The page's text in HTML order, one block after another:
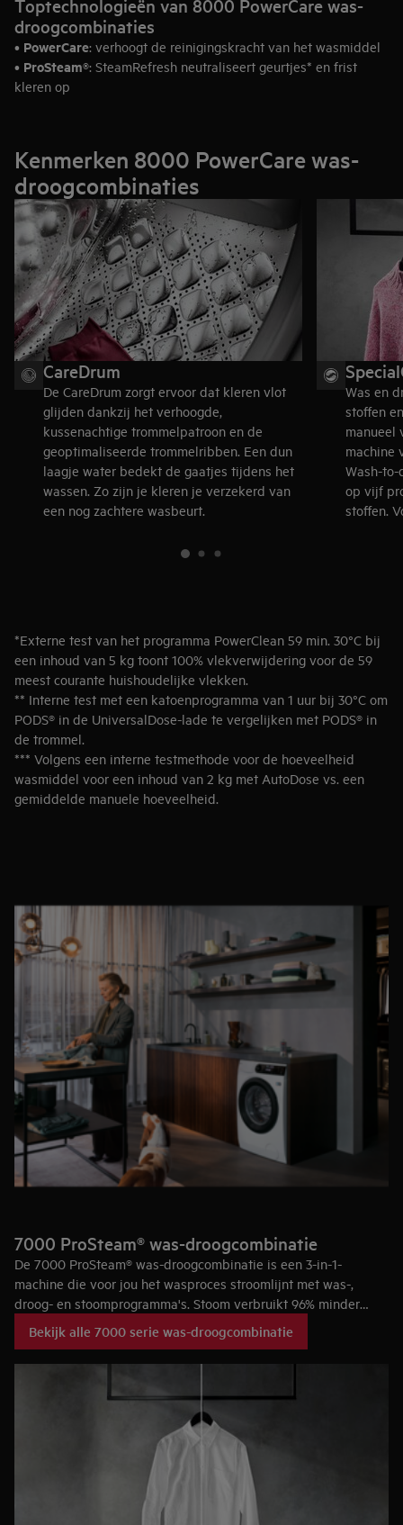
Toptechnologieën van 8000 PowerCare was-
droogcombinaties
• PowerCare: verhoogt de reinigingskracht van het wasmiddel
• ProSteam®: SteamRefresh neutraliseert geurtjes* en frist
kleren op
verschillende stoffen
Kenmerken 8000 PowerCare was-
droogcombinaties
CareDrum
De CareDrum zorgt ervoor dat kleren vlot
glijden dankzij het verhoogde,
kussenachtige trommelpatroon en de
geoptimaliseerde trommelribben. Een dun
laagje water bedekt de gaatjes tijdens het
wassen. Zo zijn je kleren je verzekerd van
een nog zachtere wasbeurt.
Was en
stoffen
manueel
machine
Wash-
op vijf
stoffen.
*Externe test van het programma PowerClean 59 min. 30°C bij
een inhoud van 5 kg toont 100% vlekverwijdering voor de 59
meest courante huishoudelijke vlekken.
** Interne test met een katoenprogramma van 1 uur bij 30°C om
PODS® in de UniversalDose-lade te vergelijken met PODS® in
de trommel.
*** Volgens een interne testmethode voor de hoeveelheid
wasmiddel voor een inhoud van 2 kg met AutoDose vs. een
gemiddelde manuele hoeveelheid.
7000 ProSteam® was-droogcombinatie
De 7000 ProSteam® was-droogcombinatie is een 3-in-1-
machine die voor jou het wasproces stroomlijnt met was-,
droog- en stoomprogramma's. Stoom verbruikt 96% minder
water**, is zachter dan wassen en zorgt ervoor dat kleren er
langer piekfijn uitzien.
Bekijk alle 7000 serie was-droogcombinatie